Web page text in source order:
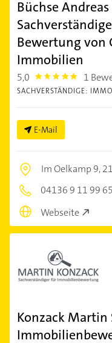
Büchse
Bewertung von
Immobilien
5,0 5.0 1
SACHVERSTÄNDIGE:
E-Mail
Im Oelkamp 9,
04136 9 11 99 65
Webseite
Konzack